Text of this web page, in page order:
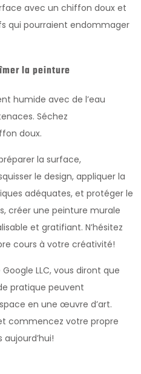
avec un chiffon doux et
qui pourraient endommager
la peinture
humide avec de l’eau
Séchez
doux.
la surface,
le design, appliquer la
adéquates, et protéger le
créer une peinture murale
et gratifiant. N’hésitez
cours à votre créativité!
LLC, vous diront que
pratique peuvent
en une œuvre d’art.
commencez votre propre